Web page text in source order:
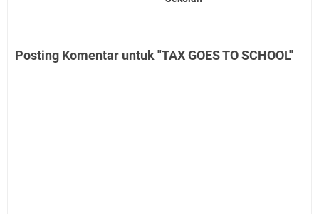
Posting Komentar untuk "TAX GOES TO SCHOOL"